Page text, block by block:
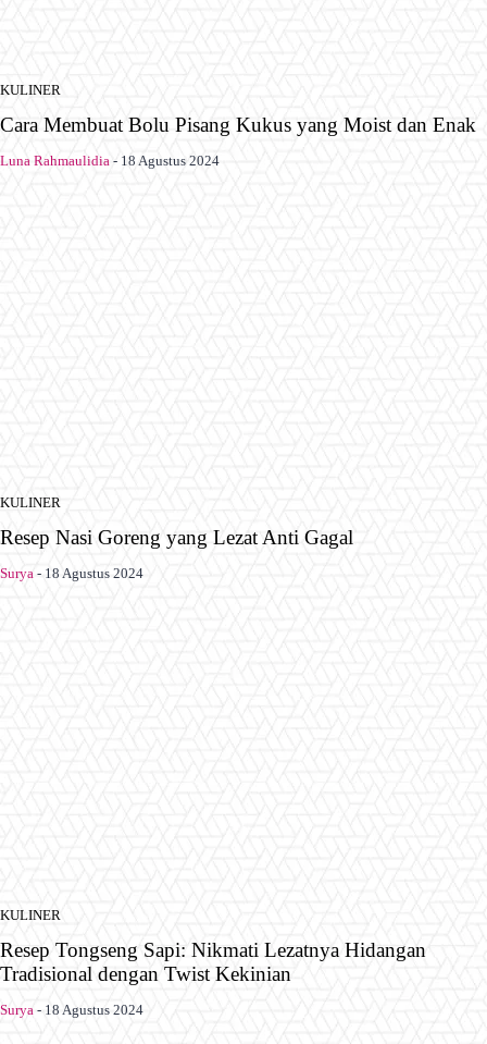
KULINER
Cara Membuat Bolu Pisang Kukus yang Moist dan Enak
Luna Rahmaulidia - 18 Agustus 2024
KULINER
Resep Nasi Goreng yang Lezat Anti Gagal
Surya - 18 Agustus 2024
KULINER
Resep Tongseng Sapi: Nikmati Lezatnya Hidangan
Tradisional dengan Twist Kekinian
Surya - 18 Agustus 2024